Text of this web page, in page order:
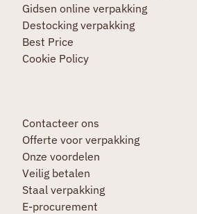
Gidsen online verpakking
Destocking verpakking
Best Price
Cookie Policy
Contacteer ons
Offerte voor verpakking
Onze voordelen
Veilig betalen
Staal verpakking
E-procurement